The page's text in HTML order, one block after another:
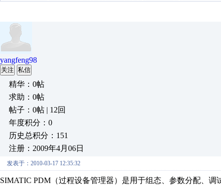
yangfeng98
关注 私信
精华：0帖
求助：0帖
帖子：0帖 | 12回
年度积分：0
历史总积分：151
注册：2009年4月06日
发表于：2010-03-17 12:35:32
SIMATIC PDM（过程设备管理器）是用于组态、参数分配、